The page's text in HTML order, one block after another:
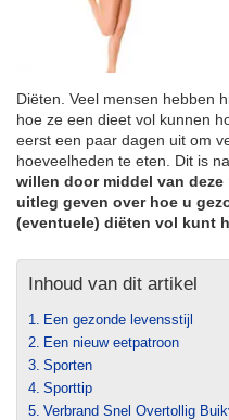
Diëten. Veel mensen hebben
hoe ze een dieet vol kunnen
eerst een paar dagen uit om
hoeveelheden te eten. Dit is
willen door middel van deze
uitleg geven over hoe u
(eventuele) diëten vol kunt
Inhoud van dit artikel
Een gezonde levensstijl
Een nieuw eetpatroon
Sporten
Sporttip
Verbrand Snel Overtollig